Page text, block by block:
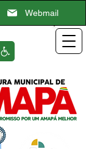
Webmail